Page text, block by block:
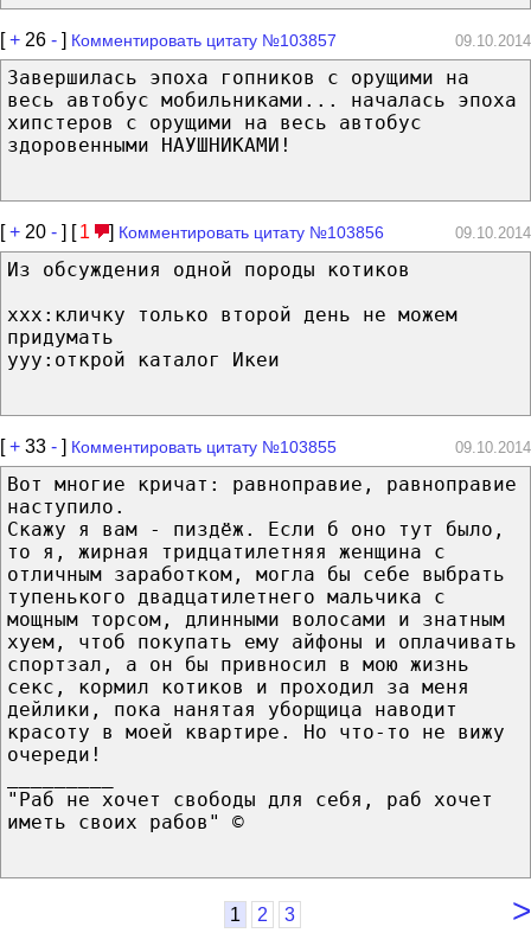
[+ 26 - ] Комментировать цитату №103857 09.10.2014
Завершилась эпоха гопников с орущими на
весь автобус мобильниками... началась эпоха
хипстеров с орущими на весь автобус
здоровенными НАУШНИКАМИ!
[+ 20 - ] [ 1 ] Комментировать цитату №103856 09.10.2014
Из обсуждения одной породы котиков
ххх:кличку только второй день не можем
придумать
yyy:открой каталог Икеи
[+ 33 - ] Комментировать цитату №103855 09.10.2014
Вот многие кричат: равноправие, равноправие
наступило.
Скажу я вам - пиздёж. Если б оно тут было,
то я, жирная тридцатилетняя женщина с
отличным заработком, могла бы себе выбрать
тупенького двадцатилетнего мальчика с
мощным торсом, длинными волосами и знатным
хуем, чтоб покупать ему айфоны и оплачивать
спортзал, а он бы привносил в мою жизнь
секс, кормил котиков и проходил за меня
дейлики, пока нанятая уборщица наводит
красоту в моей квартире. Но что-то не вижу
очереди!
"Раб не хочет свободы для себя, раб хочет
иметь своих рабов" ©
>
1 2 3